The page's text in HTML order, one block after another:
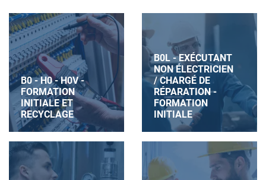
B0 - H0 - H0V -
FORMATION
INITIALE ET
RECYCLAGE
B0L - EXÉCUTANT
NON ÉLECTRICIEN
/ CHARGÉ DE
RÉPARATION -
FORMATION
INITIALE